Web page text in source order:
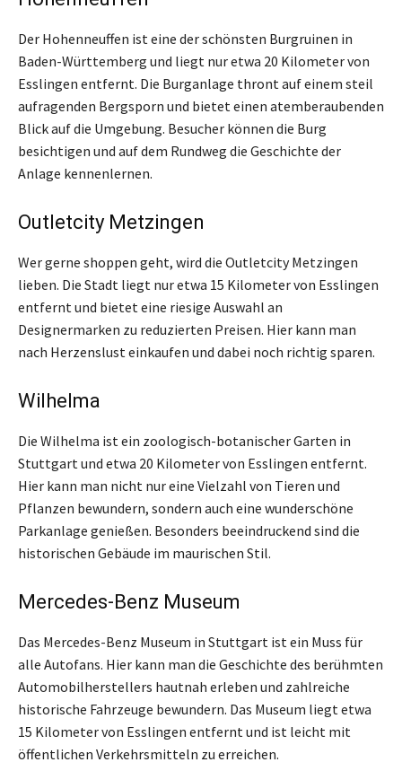
Der Hohenneuffen ist eine der schönsten Burgruinen in
Baden-Württemberg und liegt nur etwa 20 Kilometer von
Esslingen entfernt. Die Burganlage thront auf einem steil
aufragenden Bergsporn und bietet einen atemberaubenden
Blick auf die Umgebung. Besucher können die Burg
besichtigen und auf dem Rundweg die Geschichte der
Anlage kennenlernen.
Outletcity Metzingen
Wer gerne shoppen geht, wird die Outletcity Metzingen
lieben. Die Stadt liegt nur etwa 15 Kilometer von Esslingen
entfernt und bietet eine riesige Auswahl an
Designermarken zu reduzierten Preisen. Hier kann man
nach Herzenslust einkaufen und dabei noch richtig sparen.
Wilhelma
Die Wilhelma ist ein zoologisch-botanischer Garten in
Stuttgart und etwa 20 Kilometer von Esslingen entfernt.
Hier kann man nicht nur eine Vielzahl von Tieren und
Pflanzen bewundern, sondern auch eine wunderschöne
Parkanlage genießen. Besonders beeindruckend sind die
historischen Gebäude im maurischen Stil.
Mercedes-Benz Museum
Das Mercedes-Benz Museum in Stuttgart ist ein Muss für
alle Autofans. Hier kann man die Geschichte des berühmten
Automobilherstellers hautnah erleben und zahlreiche
historische Fahrzeuge bewundern. Das Museum liegt etwa
15 Kilometer von Esslingen entfernt und ist leicht mit
öffentlichen Verkehrsmitteln zu erreichen.